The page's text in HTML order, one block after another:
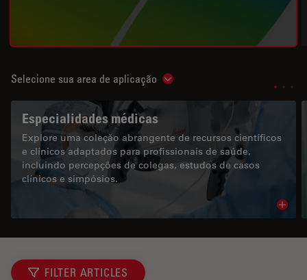
Selecione sua area de aplicação Show subnavigation
Especialidades médicas
Explore uma coleção abrangente de recursos científicos
e clínicos adaptados para profissionais de saúde,
incluindo percepções de colegas, estudos de casos
clínicos e simpósios.
FILTER ARTICLES